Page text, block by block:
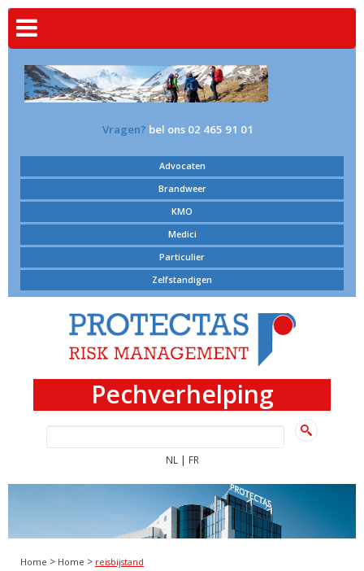
Vragen? bel ons 02 465 91 01
Advocaten
Brandweer
KMO
Medici
Particulier
Zelfstandigen
Pechverhelping
NL | FR
Home > Home > reisbijstand